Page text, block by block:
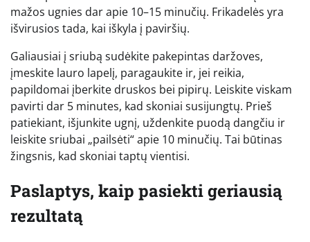
mažos ugnies dar apie 10–15 minučių. Frikadelės yra
išvirusios tada, kai iškyla į paviršių.
Galiausiai į sriubą sudėkite pakepintas daržoves,
įmeskite lauro lapelį, paragaukite ir, jei reikia,
papildomai įberkite druskos bei pipirų. Leiskite viskam
pavirti dar 5 minutes, kad skoniai susijungtų. Prieš
patiekiant, išjunkite ugnį, uždenkite puodą dangčiu ir
leiskite sriubai „pailsėti“ apie 10 minučių. Tai būtinas
žingsnis, kad skoniai taptų vientisi.
Paslaptys, kaip pasiekti geriausią
rezultatą